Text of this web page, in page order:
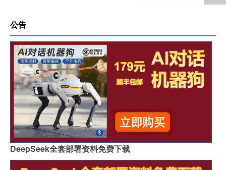
公告
DeepSeek全套部署资料免费下载